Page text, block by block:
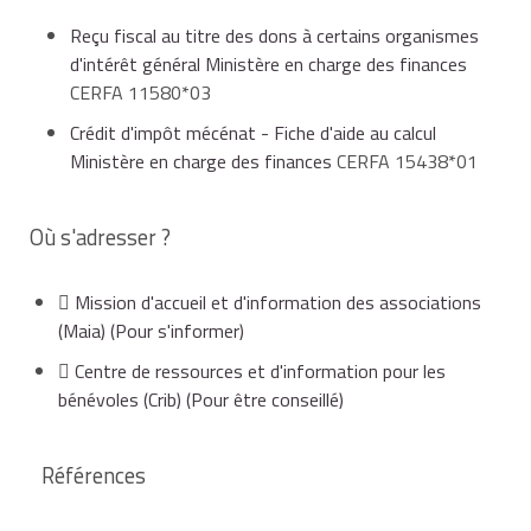
correspondant à une renonciation par un bénévole
au remboursement de ses frais.
Pour les dons en nature, il faut indiquer son
évaluation en numéraire (son équivalence en
CERFA 11580*03
la somme d'argent que l'association aurait versé si
elle avait acheté l'objet ne peut pas servir de base à
l'évaluation.
Reçu fiscal au titre des dons à certains organismes
d'intérêt général Ministère en charge des finances
CERFA 11580*03
Crédit d'impôt mécénat - Fiche d'aide au calcul
Ministère en charge des finances CERFA 15438*01
Où s'adresser ?
Mission d'accueil et d'information des associations
(Maia) (Pour s'informer)
Centre de ressources et d'information pour les
bénévoles (Crib) (Pour être conseillé)
Références